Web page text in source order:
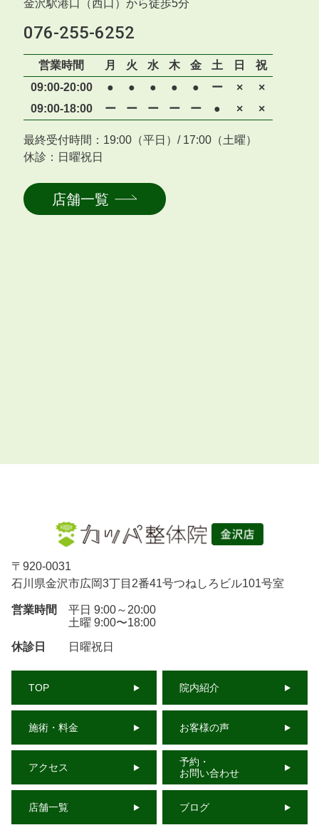
金沢駅港口（西口）から徒歩5分
076-255-6252
営業時間 月 火 水 木 金 土 日
祝
09:00-20:00
● ● ● ● ● ー ×
×
09:00-18:00
ー ー ー ー ー ● × ×
最終受付時間：19:00（平日）/ 17:00（土曜）
休診：日曜祝日
店舗一覧
〒 920-0031
石川県金沢市広岡3丁目2番41号つねしろビル101号室
営業時間
平日 9:00～20:00
土曜 9:00〜18:00
休診日
日曜祝日
TOP 院内紹介
施術・料金 お客様の声
アクセス
予約・
お問い合わせ
店舗一覧 ブログ